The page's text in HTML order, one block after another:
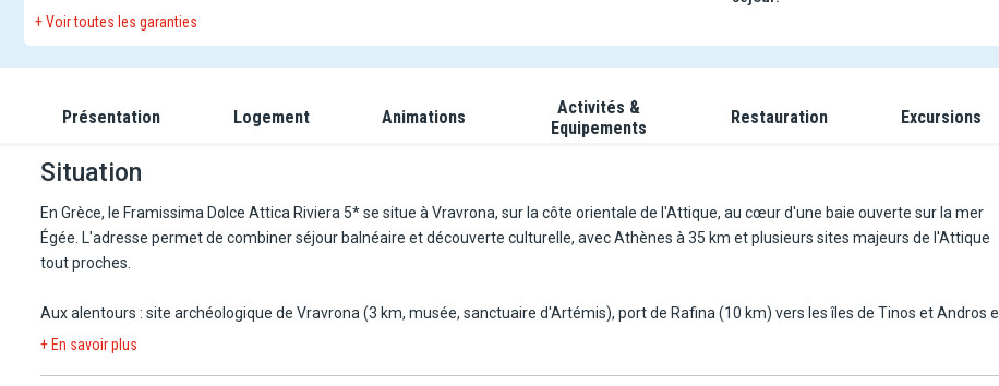
+ Voir toutes les garanties
Présentation Logement Animations
Activités &
Equipements
Restauration Excursions
Situation
En Grèce, le Framissima Dolce Attica Riviera 5* se situe à Vravrona, sur la côte orientale de l'Attique, au cœur d'une baie ouverte sur la mer
Égée. L'adresse permet de combiner séjour balnéaire et découverte culturelle, avec Athènes à 35 km et plusieurs sites majeurs de l'Attique
tout proches.
Aux alentours : site archéologique de Vravrona (3 km, musée, sanctuaire d'Artémis), port de Rafina (10 km) vers les îles de Tinos et Andros et
sites d'Athènes (35 km). Le port de Rafina (à 10 km) pour découvrir les îles à proximité comme Andros (1h10 de traversée) et Tinos (2h de
+ En savoir plus